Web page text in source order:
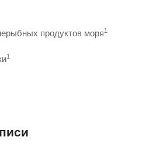
продуктов моря1
1